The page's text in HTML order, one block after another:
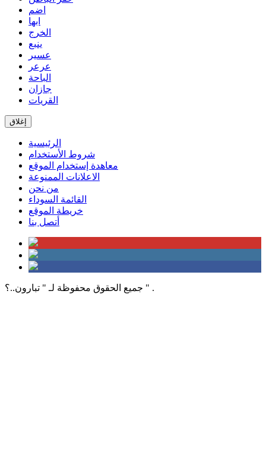
اضم
ابها
الخرج
ينبع
عسير
عرعر
الباحة
جازان
القريات
إغلاق
الرئيسية
شروط الأستخدام
معاهدة إستخدام الموقع
الاعلانات الممنوعة
من نحن
القائمة السوداء
خريطة الموقع
أتصل بنا
جميع الحقوق محفوظة لـ " تبارون..؟ " .